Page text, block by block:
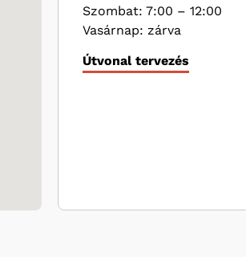
Szombat: 7:00 – 12:00
Vasárnap: zárva
Útvonal tervezés